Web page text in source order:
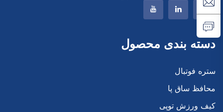
دسته بندی محصول
ستره فوتبال
محافظ ساق پا
کیف ورزش توپی